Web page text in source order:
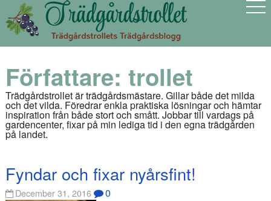
Författare: trollet
Trädgårdstrollet är trädgårdsmästare. Gillar både det milda
och det vilda. Föredrar enkla praktiska lösningar och hämtar
inspiration från både stort och smått. Jobbar till vardags på
gardencenter, fixar på min lediga tid i den egna trädgården
på landet.
Fyndar och fixar nyårsfint!
December 31, 2016 0